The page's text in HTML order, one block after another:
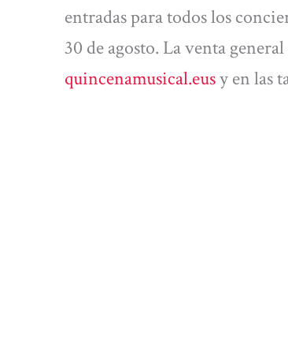
entradas para todos los
30 de agosto. La venta
quincenamusical.eusy en las